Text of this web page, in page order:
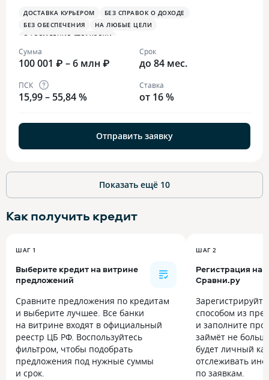
ДОСТАВКА КУРЬЕРОМ
БЕЗ СПРАВОК О ДОХОДЕ
БЕЗ ОБЕСПЕЧЕНИЯ
НА ЛЮБЫЕ ЦЕЛИ
ОФОРМЛЕНИЕ СТРАХОВКИ
Сумма
100 001 ₽ – 6 млн ₽
Срок
до 84 мес.
ПСК
15,99 – 55,84 %
Ставка
от 16 %
Отправить заявку
Показать ещё 10
Как получить кредит
ШАГ 1
Выберите кредит на витрине
предложений
Сравните предложения по кредитам
и выберите лучшее. Все банки
на витрине входят в официальный
реестр ЦБ РФ. Воспользуйтесь
фильтром, чтобы подобрать
предложения под нужные суммы
и срок.
ШАГ 2
Регистрация на
Сравни.ру
способом из
и заполните
займёт не
будет личный
отслеживать
по заявкам.